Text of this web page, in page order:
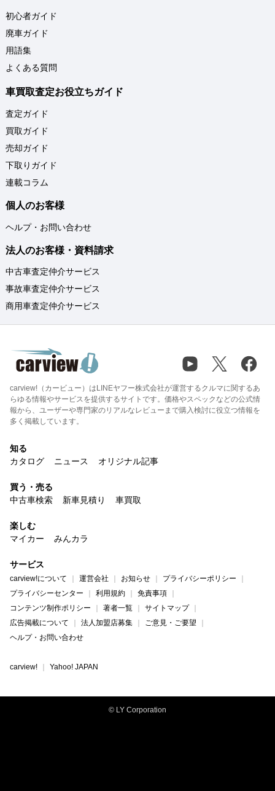
初心者ガイド
廃車ガイド
用語集
よくある質問
車買取査定お役立ちガイド
査定ガイド
買取ガイド
売却ガイド
下取りガイド
連載コラム
個人のお客様
ヘルプ・お問い合わせ
法人のお客様・資料請求
中古車査定仲介サービス
事故車査定仲介サービス
商用車査定仲介サービス
carview!（カービュー）はLINEヤフー株式会社が運営するクルマに関するあ
らゆる情報やサービスを提供するサイトです。価格やスペックなどの公式情
報から、ユーザーや専門家のリアルなレビューまで購入検討に役立つ情報を
多く掲載しています。
知る
カタログ
ニュース オリジナル記事
買う・売る
中古車検索
新車見積り 車買取
楽しむ
マイカー
みんカラ
サービス
carview!について 運営会社 お知らせ
プライバシーポリシー
プライバシーセンター
利用規約
免責事項
コンテンツ制作ポリシー
著者一覧
サイトマップ
広告掲載について
法人加盟店募集
ご意見・ご要望
ヘルプ・お問い合わせ
carview! Yahoo! JAPAN
© LY Corporation